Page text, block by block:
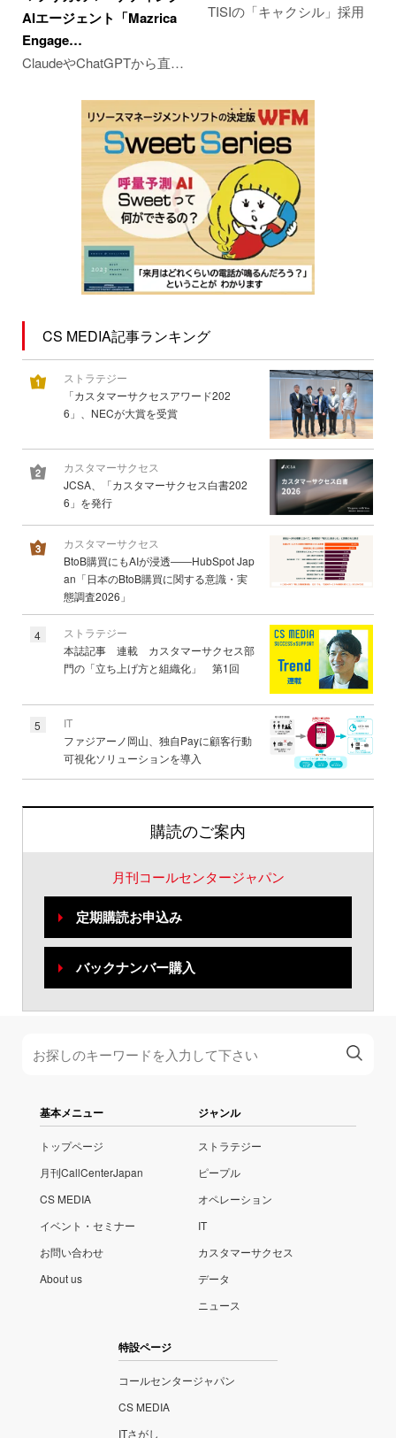
AIエージェント「Mazrica
Engage…
ClaudeやChatGPTから直…
TISIの「キャクシル」採用
CS MEDIA記事ランキング
ストラテジー
「カスタマーサクセスアワード202
6」、NECが大賞を受賞
カスタマーサクセス
JCSA、「カスタマーサクセス白書202
6」を発行
カスタマーサクセス
BtoB購買にもAIが浸透――HubSpot Jap
an「日本のBtoB購買に関する意識・実
態調査2026」
4
ストラテジー
本誌記事 連載 カスタマーサクセス部
門の「立ち上げ方と組織化」 第1回
5
IT
ファジアーノ岡山、独自Payに顧客行動
可視化ソリューションを導入
購読のご案内
月刊コールセンタージャパン
定期購読お申込み
バックナンバー購入
基本メニュー
トップページ
月刊CallCenterJapan
CS MEDIA
イベント・セミナー
お問い合わせ
About us
ジャンル
ストラテジー
ピープル
オペレーション
IT
カスタマーサクセス
データ
ニュース
特設ページ
コールセンタージャパン
CS MEDIA
ITさがし